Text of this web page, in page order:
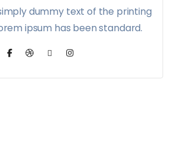
dummy text of the printing
ipsum has been standard.